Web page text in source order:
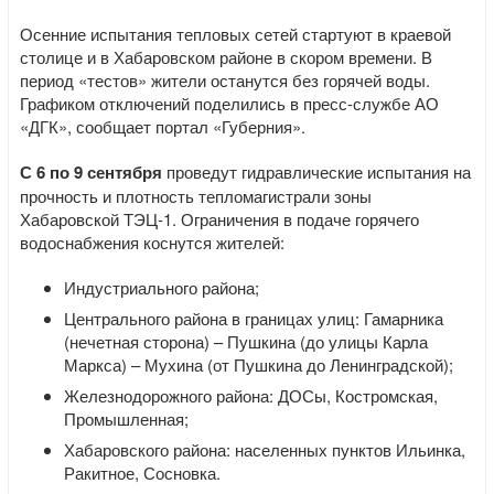
Осенние испытания тепловых сетей стартуют в краевой
столице и в Хабаровском районе в скором времени. В
период «тестов» жители останутся без горячей воды.
Графиком отключений поделились в пресс-службе АО
«ДГК», сообщает портал «Губерния».
С 6 по 9 сентября проведут гидравлические испытания на
прочность и плотность тепломагистрали зоны
Хабаровской ТЭЦ-1. Ограничения в подаче горячего
водоснабжения коснутся жителей:
Индустриального района;
Центрального района в границах улиц: Гамарника
(нечетная сторона) – Пушкина (до улицы Карла
Маркса) – Мухина (от Пушкина до Ленинградской);
Железнодорожного района: ДОСы, Костромская,
Промышленная;
Хабаровского района: населенных пунктов Ильинка,
Ракитное, Сосновка.